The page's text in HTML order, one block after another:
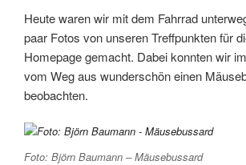
Heute waren wir mit dem Fahrrad
paar Fotos von unseren Treffpunkten für
Homepage gemacht. Dabei konnten wir
vom Weg aus wunderschön einen
beobachten.
Foto: Björn Baumann – Mäusebussard